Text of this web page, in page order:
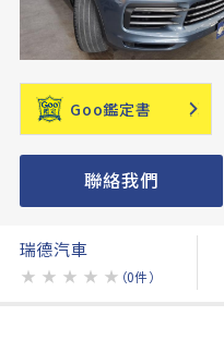
Goo鑑定書
聯絡我們
瑞德汽車
★ ★ ★ ★ ★ （0件）